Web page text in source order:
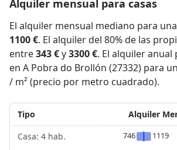
Alquiler mensual para casas
El alquiler mensual mediano para
1100 €. El alquiler del 80% de las
entre343 €y3300 €. El alquiler
en A Pobra do Brollón (27332) para
/ m² (precio por metro cuadrado).
Tipo
Casa: 4 hab.
Alquiler
746
1119